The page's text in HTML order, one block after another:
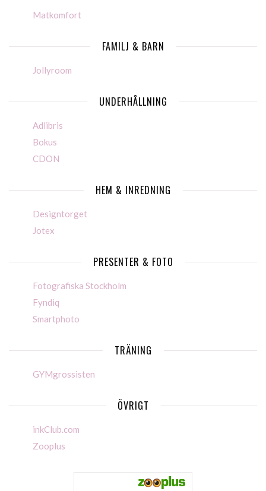
Matkomfort
FAMILJ & BARN
Jollyroom
UNDERHÅLLNING
Adlibris
Bokus
CDON
HEM & INREDNING
Designtorget
Jotex
PRESENTER & FOTO
Fotografiska Stockholm
Fyndiq
Smartphoto
TRÄNING
GYMgrossisten
ÖVRIGT
inkClub.com
Zooplus